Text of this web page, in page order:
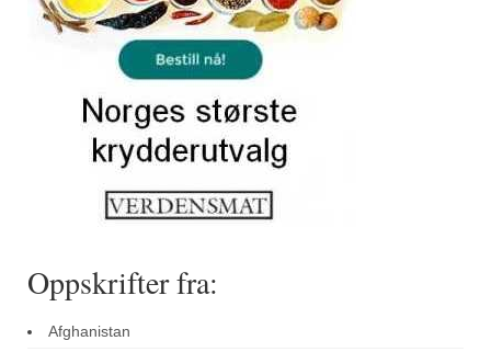
Selleriblader
Smaken av skog
Tapaskrydder
Tomatflak
Om oss
Nettbutikk
Oppskrifter fra:
Afghanistan